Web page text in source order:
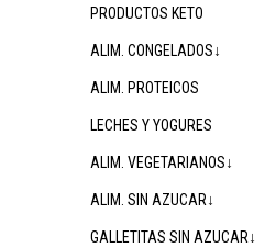
PRODUCTOS KETO
ALIM. CONGELADOS↓
ALIM. PROTEICOS
LECHES Y YOGURES
ALIM. VEGETARIANOS↓
ALIM. SIN AZUCAR↓
GALLETITAS SIN AZUCAR↓